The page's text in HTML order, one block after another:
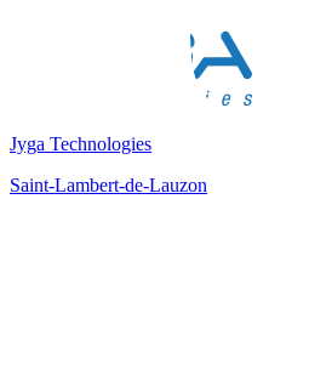
Jyga Technologies
Saint-Lambert-de-Lauzon